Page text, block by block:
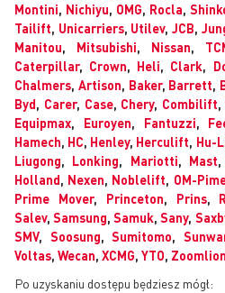
Montini, Nichiyu, OMG, Rocla,
Tailift, Unicarriers, Utilev,JCB,
Manitou, Mitsubishi, Nissan,
Caterpillar, Crown, Heli, Clark,
Chalmers, Artison, Baker, Barrett,
Byd, Carer, Case, Chery, Combilift,
Equipmax, Euroyen, Fantuzzi,
Hamech, HC, Henley, Herculift, Hu-
Liugong, Lonking, Mariotti, Mast,
Holland, Nexen, Noblelift, OM-
Prime Mover, Princeton, Prins,
Salev,Samsung,Samuk,Sany,
SMV, Soosung, Sumitomo,
Voltas, Wecan, XCMG, YTO, Zoomlion
Po uzyskaniu dostępu będziesz mógł: